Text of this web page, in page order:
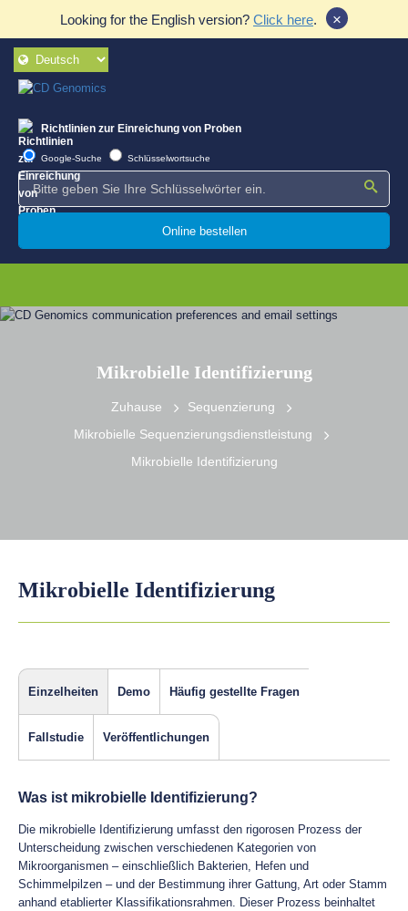
Looking for the English version? Click here. ×
Richtlinien zur Einreichung von Proben
Google-Suche Schlüsselwortsuche
Online bestellen
Mikrobielle Identifizierung
Zuhause
Sequenzierung
Mikrobielle Sequenzierungsdienstleistung
Mikrobielle Identifizierung
Mikrobielle Identifizierung
Einzelheiten Demo Häufig gestellte Fragen
Fallstudie Veröffentlichungen
Was ist mikrobielle Identifizierung?
Die mikrobielle Identifizierung umfasst den rigorosen Prozess der
Unterscheidung zwischen verschiedenen Kategorien von
Mikroorganismen – einschließlich Bakterien, Hefen und
Schimmelpilzen – und der Bestimmung ihrer Gattung, Art oder Stamm
anhand etablierter Klassifikationsrahmen. Dieser Prozess beinhaltet